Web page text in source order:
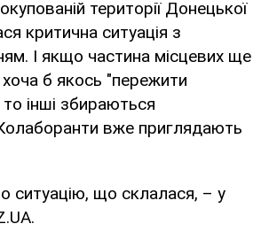
території Донецької
критична ситуація з
І якщо частина місцевих ще
б якось "пережити
інші збираються
вже приглядають
ситуацію, що склалася, – у